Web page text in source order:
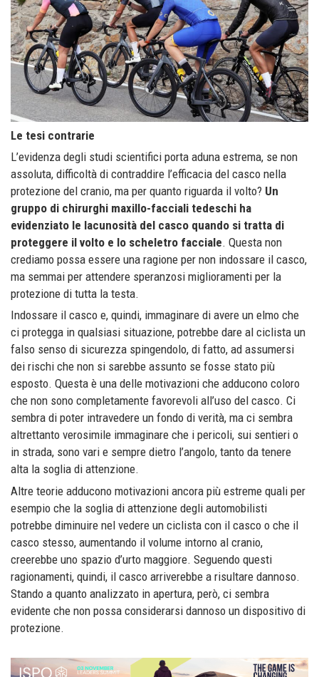
Le tesi contrarie
L’evidenza degli studi scientifici porta aduna estrema, se non
assoluta, difficoltà di contraddire l’efficacia del casco nella
protezione del cranio, ma per quanto riguarda il volto? Un
gruppo di chirurghi maxillo-facciali tedeschi ha
evidenziato le lacunosità del casco quando si tratta di
proteggere il volto e lo scheletro facciale. Questa non
crediamo possa essere una ragione per non indossare il casco,
ma semmai per attendere speranzosi miglioramenti per la
protezione di tutta la testa.
Indossare il casco e, quindi, immaginare di avere un elmo che
ci protegga in qualsiasi situazione, potrebbe dare al ciclista un
falso senso di sicurezza spingendolo, di fatto, ad assumersi
dei rischi che non si sarebbe assunto se fosse stato più
esposto. Questa è una delle motivazioni che adducono coloro
che non sono completamente favorevoli all’uso del casco. Ci
sembra di poter intravedere un fondo di verità, ma ci sembra
altrettanto verosimile immaginare che i pericoli, sui sentieri o
in strada, sono vari e sempre dietro l’angolo, tanto da tenere
alta la soglia di attenzione.
Altre teorie adducono motivazioni ancora più estreme quali per
esempio che la soglia di attenzione degli automobilisti
potrebbe diminuire nel vedere un ciclista con il casco o che il
casco stesso, aumentando il volume intorno al cranio,
creerebbe uno spazio d’urto maggiore. Seguendo questi
ragionamenti, quindi, il casco arriverebbe a risultare dannoso.
Stando a quanto analizzato in apertura, però, ci sembra
evidente che non possa considerarsi dannoso un dispositivo di
protezione.